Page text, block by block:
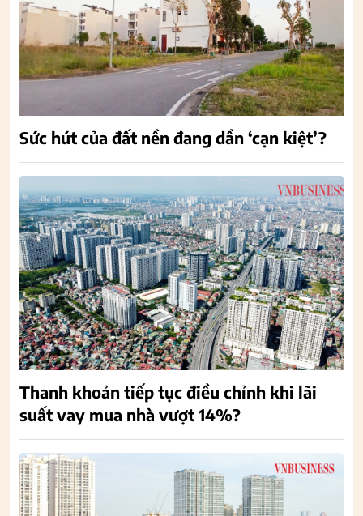
Sức hút của đất nền đang dần ‘cạn kiệt’?
Thanh khoản tiếp tục điều chỉnh khi lãi
suất vay mua nhà vượt 14%?